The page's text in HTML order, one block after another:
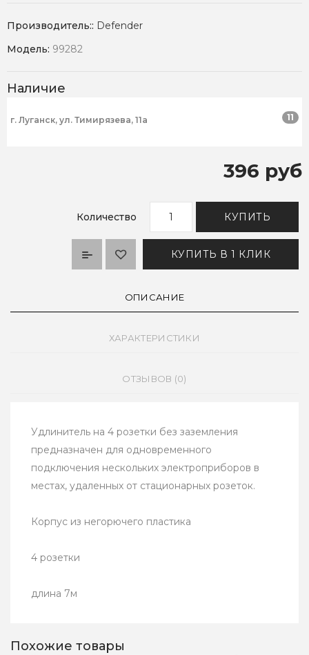
Производитель:: Defender
Модель: 99282
Наличие
г. Луганск, ул. Тимирязева, 11а 11
396 руб
Количество КУПИТЬ
КУПИТЬ В 1 КЛИК
ОПИСАНИЕ
ХАРАКТЕРИСТИКИ
ОТЗЫВОВ (0)
Удлинитель на 4 розетки без заземления
предназначен для одновременного
подключения нескольких электроприборов в
местах, удаленных от стационарных розеток.
Корпус из негорючего пластика
4 розетки
длина 7м
Похожие товары